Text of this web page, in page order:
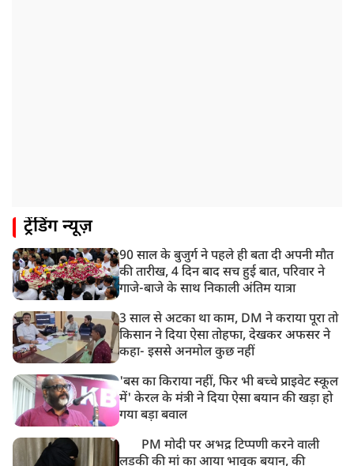
ट्रेंडिंग न्यूज़
90 साल के बुजुर्ग ने पहले ही बता दी अपनी मौत
की तारीख, 4 दिन बाद सच हुई बात, परिवार ने
गाजे-बाजे के साथ निकाली अंतिम यात्रा
3 साल से अटका था काम, DM ने कराया पूरा तो
किसान ने दिया ऐसा तोहफा, देखकर अफसर ने
कहा- इससे अनमोल कुछ नहीं
'बस का किराया नहीं, फिर भी बच्चे प्राइवेट स्कूल
में' केरल के मंत्री ने दिया ऐसा बयान की खड़ा हो
गया बड़ा बवाल
PM मोदी पर अभद्र टिप्पणी करने वाली
लड़की की मां का आया भावुक बयान, की